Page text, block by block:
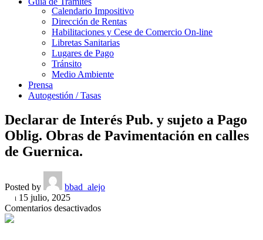
Calendario Impositivo
Dirección de Rentas
Habilitaciones y Cese de Comercio On-line
Libretas Sanitarias
Lugares de Pago
Tránsito
Medio Ambiente
Prensa
Autogestión / Tasas
Declarar de Interés Pub. y sujeto a Pago
Oblig. Obras de Pavimentación en calles
de Guernica.
Posted by
bbad_alejo
On 15 julio, 2025
Comentarios desactivadosen